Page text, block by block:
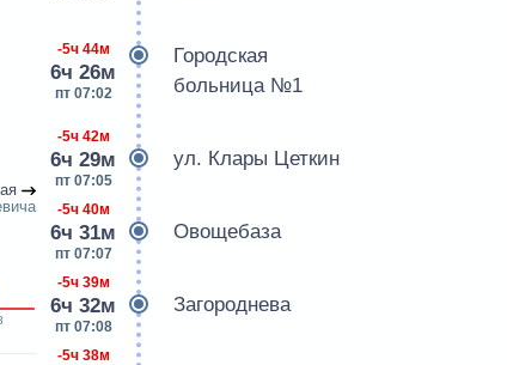
-5ч 44м
6ч 26м
пт 07:02
Городская
больница №1
-5ч 42м
6ч 29м
пт 07:05
ул. Клары Цеткин
-5ч 40м
6ч 31м
пт 07:07
Овощебаза
-5ч 39м
6ч 32м
пт 07:08
Загороднева
-5ч 38м